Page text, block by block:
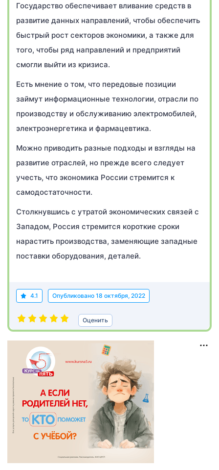
Государство обеспечивает вливание средств в
развитие данных направлений, чтобы обеспечить
быстрый рост секторов экономики, а также для
того, чтобы ряд направлений и предприятий
смогли выйти из кризиса.
Есть мнение о том, что передовые позиции
займут информационные технологии, отрасли по
производству и обслуживанию электромобилей,
электроэнергетика и фармацевтика.
Можно приводить разные подходы и взгляды на
развитие отраслей, но прежде всего следует
учесть, что экономика России стремится к
самодостаточности.
Столкнувшись с утратой экономических связей с
Западом, Россия стремится короткие сроки
нарастить производства, заменяющие западные
поставки оборудования, деталей.
4.1 Опубликовано 18 октября, 2022
Оценить